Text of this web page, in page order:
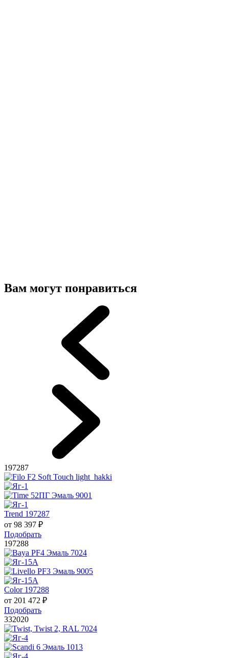
Вам могут понравиться
197287
Trend 197287
от 98 397 ₽
Подобрать
197288
Color 197288
от 201 472 ₽
Подобрать
332020